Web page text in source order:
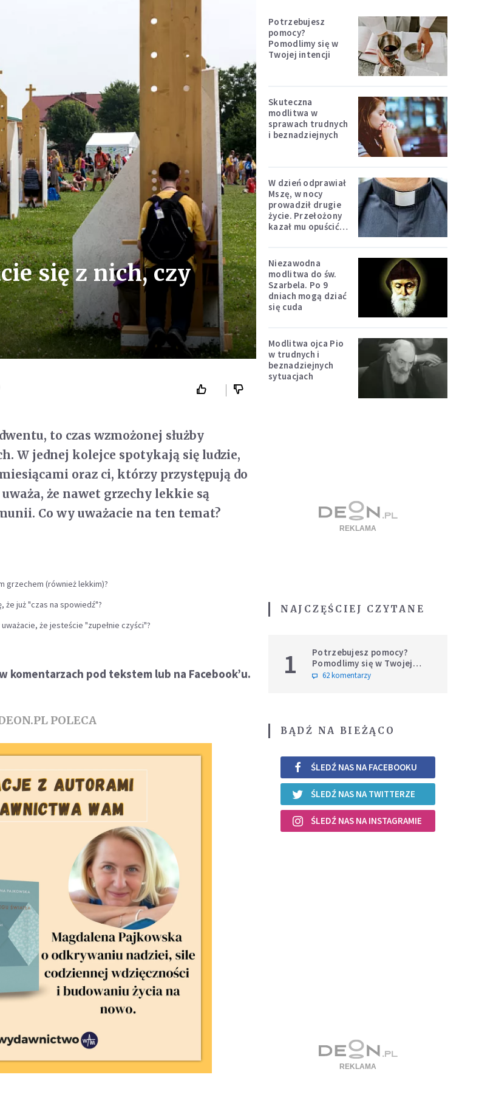
się z nich, czy
to czas wzmożonej służby
W jednej kolejce spotykają się ludzie,
oraz ci, którzy przystępują do
że nawet grzechy lekkie są
Co wy uważacie na ten temat?
grzechem (również lekkim)?
już "czas na spowiedź"?
że jesteście "zupełnie czyści"?
komentarzach pod tekstem lub na Facebook’u.
POLECA
Potrzebujesz
pomocy?
Pomodlimy się w
Twojej intencji
Skuteczna
modlitwa w
sprawach trudnych
i beznadziejnych
W dzień odprawiał
Mszę, w nocy
prowadził drugie
życie. Przełożony
kazał mu opuścić
Niezawodna
modlitwa do św.
Szarbela. Po 9
dniach mogą dziać
się cuda
Modlitwa ojca Pio
w trudnych i
beznadziejnych
sytuacjach
NAJCZĘŚCIEJ CZYTANE
1
Potrzebujesz pomocy?
Pomodlimy się w Twojej
intencji
62 komentarzy
BĄDŹ NA BIEŻĄCO
ŚLEDŹ NAS NA FACEBOOKU
ŚLEDŹ NAS NA TWITTERZE
ŚLEDŹ NAS NA INSTAGRAMIE